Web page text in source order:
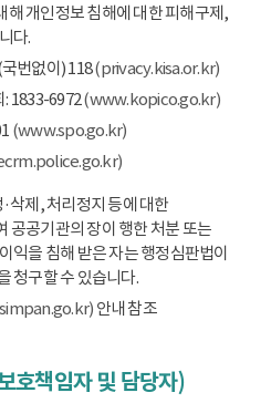
개인정보 침해에 대한 피해구제,
다.
번없이) 118(privacy.kisa.or.kr)
: 1833-6972(www.kopico.go.kr)
(www.spo.go.kr)
삭제, 처리정지 등에 대한
공공기관의 장이 행한 처분 또는
익을 침해 받은 자는 행정심판법이
청구할 수 있습니다.
안내 참조
호책임자 및 담당자)